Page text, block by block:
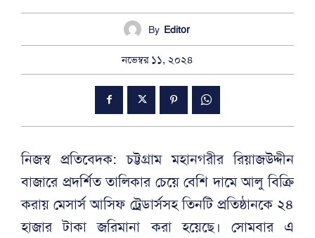
By Editor
নভেম্বর ১১, ২০২৪
নিজস্ব প্রতিবেদক: চট্টগ্রাম মহানগরীর রিয়াজউদ্দীন
বাজারে প্রদর্শিত তালিকার চেয়ে বেশি দামে আলু বিক্রি
করায় মেসার্স আসিফ ট্রেডার্সসহ তিনটি প্রতিষ্ঠানকে ২৪
হাজার টাকা জরিমানা করা হয়েছে। সোমবার এ